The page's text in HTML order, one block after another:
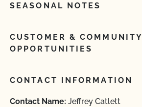
SEASONAL NOTES
CUSTOMER & COMMUNITY
OPPORTUNITIES
CONTACT INFORMATION
Contact Name: Jeffrey Catlett